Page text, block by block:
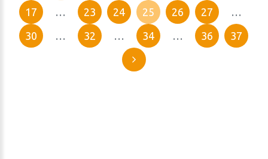
17
… 23 24 25 26 27
…
30
… 32 … 34 … 36 37